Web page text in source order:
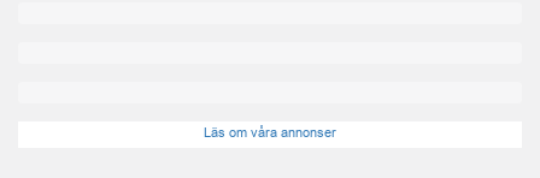
Läs om våra annonser